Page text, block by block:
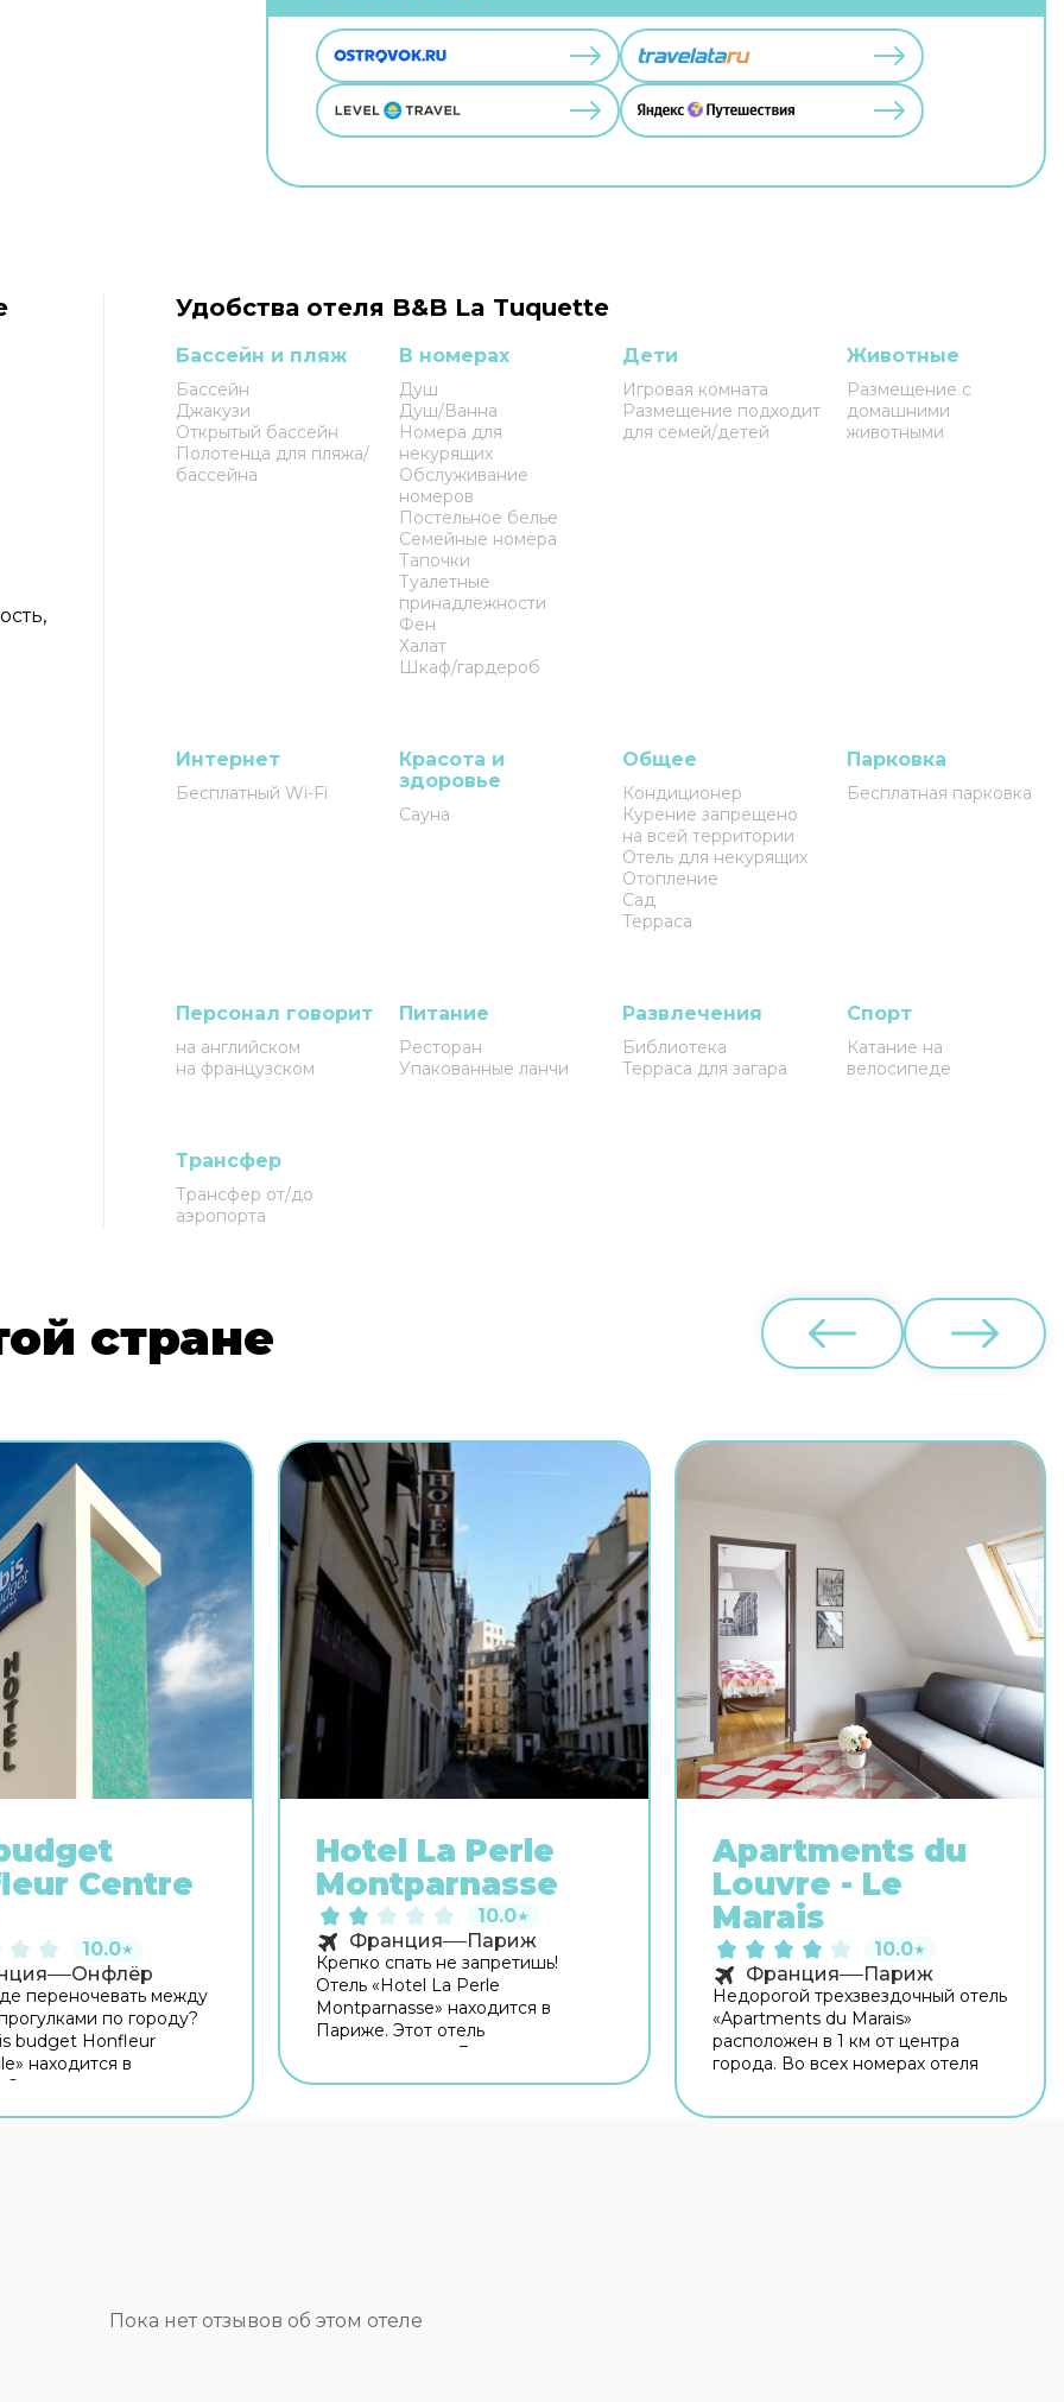
Удобства отеля B&B La Tuquette
Бассейн и пляж
Бассейн
Джакузи
Открытый бассейн
Полотенца для пляжа/
бассейна
В номерах
Душ
Душ/Ванна
Номера для
некурящих
Обслуживание
номеров
Постельное белье
Семейные номера
Тапочки
Туалетные
принадлежности
Фен
Халат
Шкаф/гардероб
Дети
Игровая комната
Размещение подходит
для семей/детей
Животные
Размещение с
домашними
животными
Интернет
Бесплатный Wi-Fi
Красота и
здоровье
Сауна
Общее
Кондиционер
Курение запрещено
на всей территории
Отель для некурящих
Отопление
Сад
Терраса
Парковка
Бесплатная парковка
Персонал говорит
на английском
на французском
Питание
Ресторан
Упакованные ланчи
Развлечения
Библиотека
Терраса для загара
Спорт
Катание на
велосипеде
Трансфер
Трансфер от/до
аэропорта
стране
Centre
10.0★
Онфлёр
переночевать между
по городу?
budget Honfleur
находится в
отель расположен
— Туристическое
с собой. В отеле
размещение с
Hotel La Perle
Montparnasse
10.0★
Франция Париж
Крепко спать не запретишь!
Отель «Hotel La Perle
Montparnasse» находится в
Париже. Этот отель
располагается в 3 км от центра
отеля поддержат беседу на
Apartments du
Louvre - Le
Marais
10.0★
Франция Париж
Недорогой трехзвездочный отель
«Apartments du Marais»
расположен в 1 км от центра
города. Во всех номерах отеля
Пока нет отзывов об этом отеле